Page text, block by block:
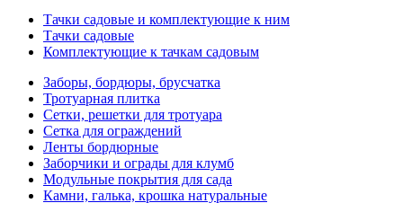
Тачки садовые и комплектующие к ним
Тачки садовые
Комплектующие к тачкам садовым
Заборы, бордюры, брусчатка
Тротуарная плитка
Сетки, решетки для тротуара
Сетка для ограждений
Ленты бордюрные
Заборчики и ограды для клумб
Модульные покрытия для сада
Камни, галька, крошка натуральные